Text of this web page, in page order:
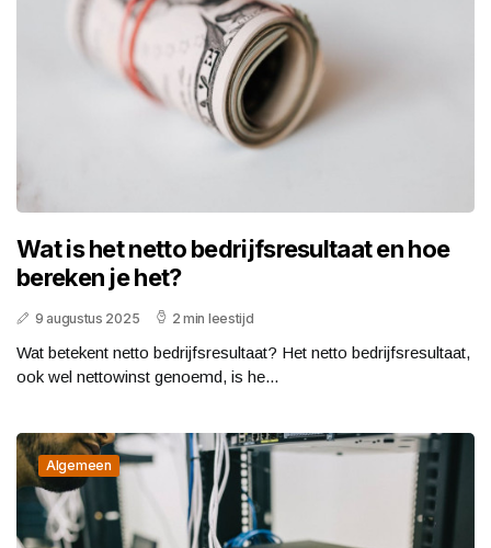
Wat is het netto bedrijfsresultaat en hoe
bereken je het?
9 augustus 2025 2 min leestijd
Wat betekent netto bedrijfsresultaat? Het netto bedrijfsresultaat,
ook wel nettowinst genoemd, is he...
Algemeen